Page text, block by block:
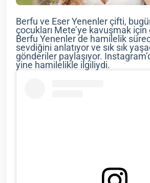
Berfu ve Eser Yenenler çifti,
çocukları Mete’ye kavuşmak için
Berfu Yenenler de hamilelik
sevdiğini anlatıyor ve sık sık
gönderiler paylaşıyor.
yine hamilelikle ilgiliydi.